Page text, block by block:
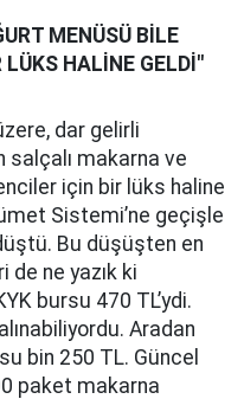
MENÜSÜ BİLE
HALİNE GELDİ"
dar gelirli
salçalı makarna ve
için bir lüks haline
Sistemi’ne geçişle
Bu düşüşten en
ne yazık ki
bursu 470 TL’ydi.
Aradan
bin 250 TL. Güncel
paket makarna